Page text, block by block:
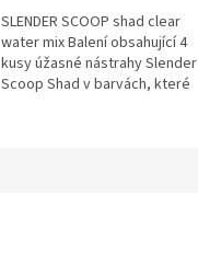
SLENDER SCOOP shad clear
water mix Balení obsahující 4
kusy úžasné nástrahy Slender
Scoop Shad v barvách, které